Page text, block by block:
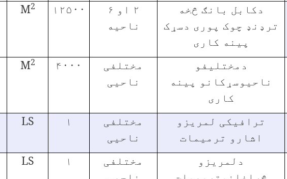
دکابل بانګ څخه
ترډنډ چوک پوری دسړک
پینه کاری
۲ او ۶
ناحیه
۱۲۵۰۰ M2
دمختلیفو
ناحیوسړکانو پینه
کاری
مختلفی
ناحیی
۴۰۰۰ M2
ترافیکی لمریزو
اشارو ترمیمات
مختلفی
ناحیی
۱ LS
دلمریزو
مختلفی
۱ LS